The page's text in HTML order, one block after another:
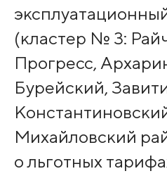
(кластер № 3:
Прогресс,
Бурейский,
Михайловский
о льготных